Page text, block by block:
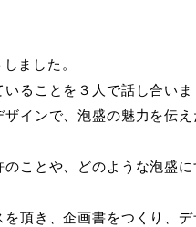
ました。
ることを３人で話し合い
インで、泡盛の魅力を伝
ことや、どのような泡盛
頂き、企画書をつくり、